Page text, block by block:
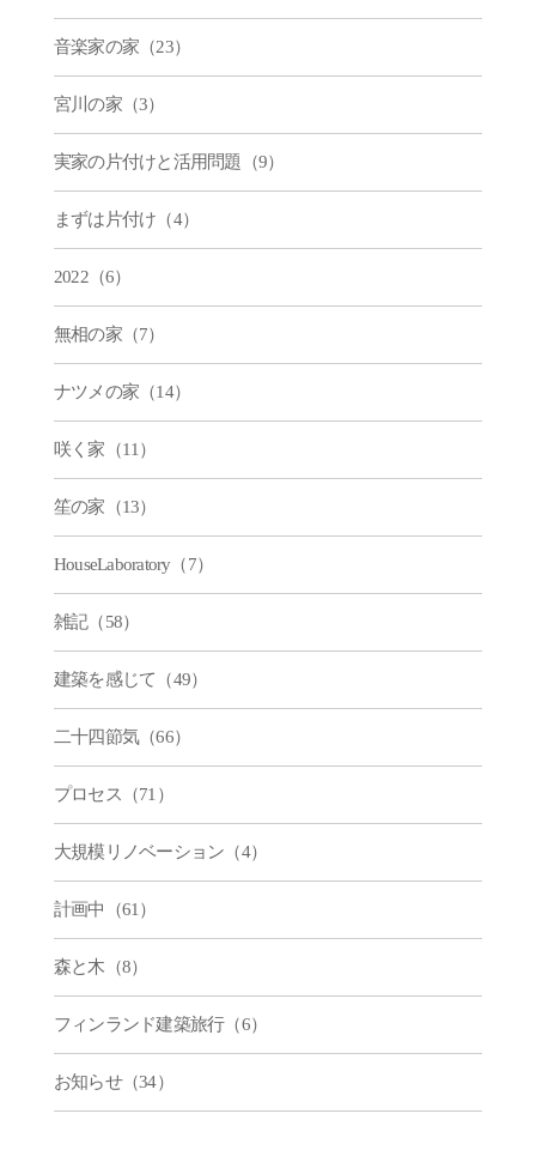
音楽家の家（23）
宮川の家（3）
実家の片付けと活用問題（9）
まずは片付け（4）
2022（6）
無相の家（7）
ナツメの家（14）
咲く家（11）
笙の家（13）
HouseLaboratory（7）
雑記（58）
建築を感じて（49）
二十四節気（66）
プロセス（71）
大規模リノベーション（4）
計画中（61）
森と木（8）
フィンランド建築旅行（6）
お知らせ（34）